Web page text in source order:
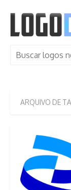
content
Search
ARQUIVO DE